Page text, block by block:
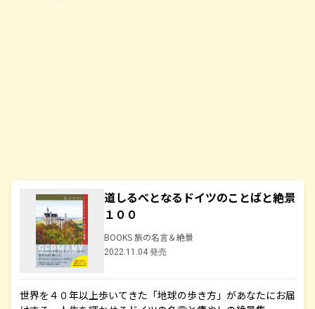
道しるべとなるドイツのことばと絶景
１００
BOOKS 旅の名言＆絶景
2022.11.04 発売
世界を４０年以上歩いてきた「地球の歩き方」があなたにお届